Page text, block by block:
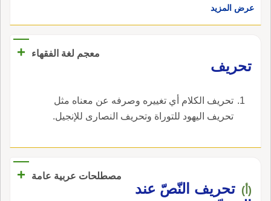
ودَعَوْتَ لَهْفَك بعد فاقِرةٍ تُبْدي مَحارِفُها عن العَظْم
وحارَفَه: فاخَرَه؛ قال ساعِدةُ بن جُؤَيَّة فإنْ تَكُ قَسْرٌ
نُحارِف والحُرْفُ: حَبُّ الرَّشادِ، واحدته حُرْفةٌ.
عرض المزيد
معجم لغة الفقهاء
+
‏تحريف‏
‏تحريف الكلام أي تغييره وصرفه عن معناه مثل
تحريف اليهود للتوراة وتحريف النصارى للإنجيل‏.
مصطلحات عربية عامة +
(أ) تحريف النّصّ عند